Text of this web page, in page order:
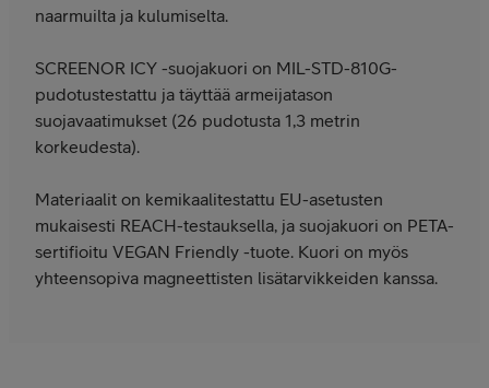
naarmuilta ja kulumiselta.
SCREENOR ICY -suojakuori on MIL-STD-810G-
pudotustestattu ja täyttää armeijatason
suojavaatimukset (26 pudotusta 1,3 metrin
korkeudesta).
Materiaalit on kemikaalitestattu EU-asetusten
mukaisesti REACH-testauksella, ja suojakuori on PETA-
sertifioitu VEGAN Friendly -tuote. Kuori on myös
yhteensopiva magneettisten lisätarvikkeiden kanssa.